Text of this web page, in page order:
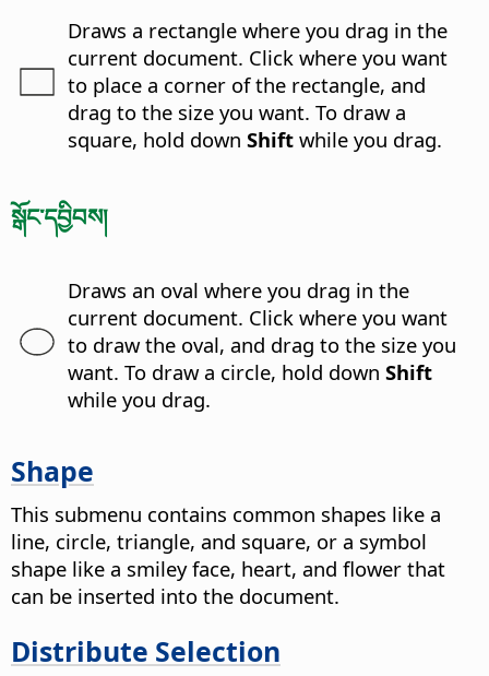
Draws a rectangle where you drag in the
current document. Click where you want
to place a corner of the rectangle, and
drag to the size you want. To draw a
square, hold downShift while you drag.
སྒོང་དབྱིབས།
Draws an oval where you drag in the
current document. Click where you want
to draw the oval, and drag to the size you
want. To draw a circle, hold downShift
while you drag.
Shape
This submenu contains common shapes like a
line, circle, triangle, and square, or a symbol
shape like a smiley face, heart, and flower that
can be inserted into the document.
Distribute Selection